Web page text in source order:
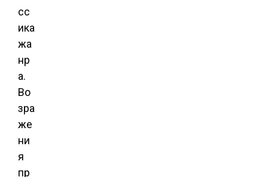
сс
ика
жа
нр
а.
Во
зра
же
ни
я
пр